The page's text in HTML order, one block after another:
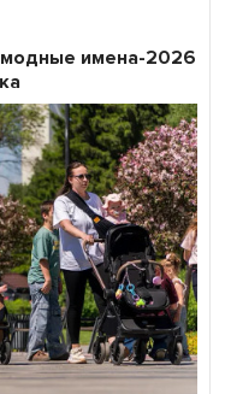
имена-2026